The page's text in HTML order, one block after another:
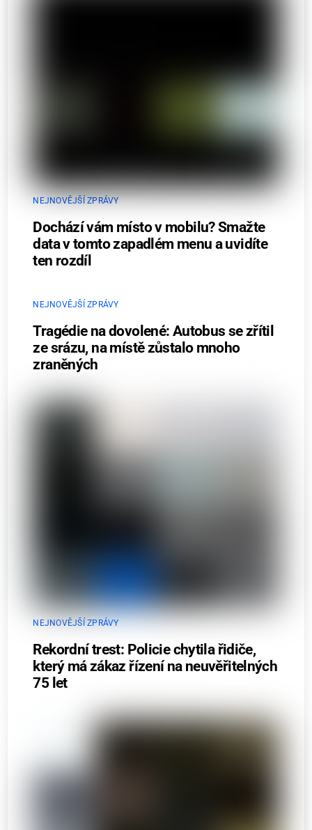
NEJNOVĚJŠÍ ZPRÁVY
Dochází vám místo v mobilu? Smažte
data v tomto zapadlém menu a uvidíte
ten rozdíl
NEJNOVĚJŠÍ ZPRÁVY
Tragédie na dovolené: Autobus se zřítil
ze srázu, na místě zůstalo mnoho
zraněných
NEJNOVĚJŠÍ ZPRÁVY
Rekordní trest: Policie chytila řidiče,
který má zákaz řízení na neuvěřitelných
75 let